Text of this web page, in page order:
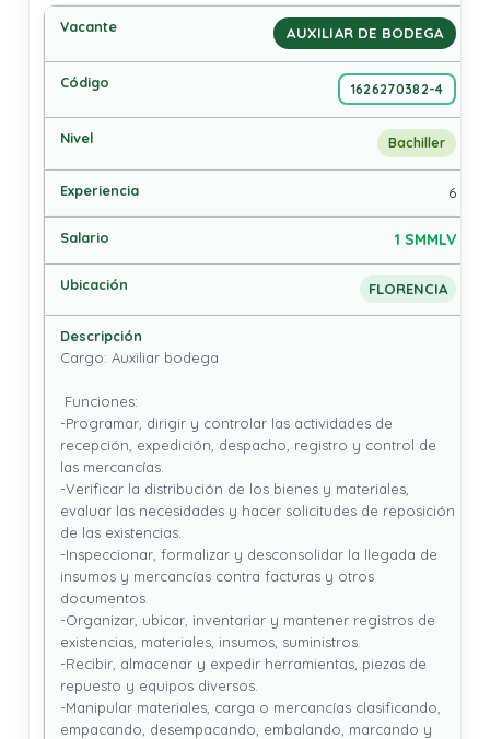
AUXILIAR DE BODEGA
1626270382-4
Bachiller
6
1 SMMLV
FLORENCIA
Cargo: Auxiliar bodega
-Programar, dirigir y controlar las actividades de
recepción, expedición, despacho, registro y control de
las mercancías.
-Verificar la distribución de los bienes y materiales,
evaluar las necesidades y hacer solicitudes de reposición
de las existencias.
-Inspeccionar, formalizar y desconsolidar la llegada de
insumos y mercancías contra facturas y otros
documentos.
-Organizar, ubicar, inventariar y mantener registros de
existencias, materiales, insumos, suministros.
-Recibir, almacenar y expedir herramientas, piezas de
repuesto y equipos diversos.
-Manipular materiales, carga o mercancías clasificando,
empacando, desempacando, embalando, marcando y